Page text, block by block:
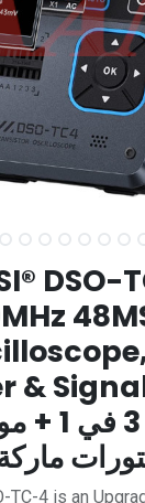
&
TC-4 is an